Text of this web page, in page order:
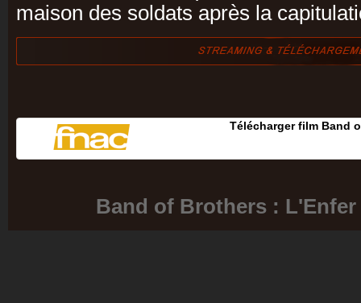
maison des soldats après la
Télécharger film Band
Band of Brothers :